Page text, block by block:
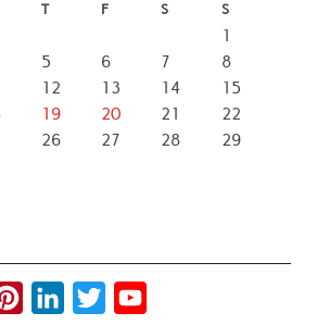
T F S S
1
5 6 7
8
12 13 14
15
19 20 21
22
26 27 28
29